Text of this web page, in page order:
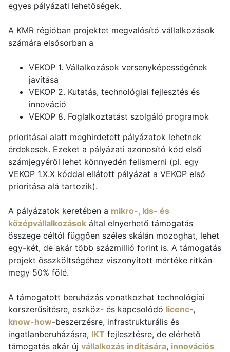
egyes pályázati lehetőségek.
A KMR régióban projektet megvalósító vállalkozások
számára elsősorban a
VEKOP 1. Vállalkozások versenyképességének
javítása
VEKOP 2. Kutatás, technológiai fejlesztés és
innováció
VEKOP 8. Foglalkoztatást szolgáló programok
prioritásai alatt meghirdetett pályázatok lehetnek
érdekesek. Ezeket a pályázati azonosító kód első
számjegyéről lehet könnyedén felismerni (pl. egy
VEKOP 1.X.X kóddal ellátott pályázat a VEKOP első
prioritása alá tartozik).
A pályázatok keretében a mikro-, kis- és
középvállalkozások által elnyerhető támogatás
összege céltól függően széles skálán mozoghat, lehet
egy-két, de akár több százmillió forint is. A támogatás
projekt összköltségéhez viszonyított mértéke ritkán
megy 50% fölé.
A támogatott beruházás vonatkozhat technológiai
korszerűsítésre, eszköz- és kapcsolódó licenc-,
know-how-beszerzésre, infrastrukturális és
ingatlanberuházásra, IKT fejlesztésre, de elérhető
támogatás akár új vállalkozás indítására, innovációs